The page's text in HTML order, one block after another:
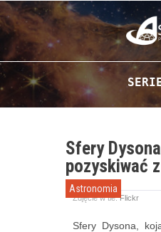
Przejdź
Sfery
pozyskiwać
Astronomia
Zdjęcie w tle:Flickr
Sfery Dysona,